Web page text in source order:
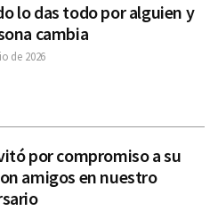
lo das todo por alguien y
cambia
de 2026
por compromiso a su
amigos en nuestro